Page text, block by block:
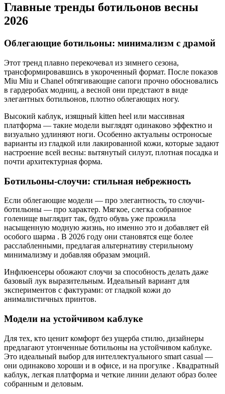
Главные тренды ботильонов весны
2026
Облегающие ботильоны: минимализм с драмой
Этот тренд плавно перекочевал из зимнего сезона,
трансформировавшись в укороченный формат. После показов
Miu Miu и Chanel обтягивающие сапоги прочно обосновались
в гардеробах модниц, а весной они предстают в виде
элегантных ботильонов, плотно облегающих ногу.
Высокий каблук, изящный kitten heel или массивная
платформа — такие модели выглядят одинаково эффектно и
визуально удлиняют ноги. Особенно актуальны остроносые
варианты из гладкой или лакированной кожи, которые задают
настроение всей весны: вытянутый силуэт, плотная посадка и
почти архитектурная форма.
Ботильоны-слоучи: стильная небрежность
Если облегающие модели — про элегантность, то слоучи-
ботильоны — про характер. Мягкое, слегка собранное
голенище выглядит так, будто обувь уже прожила
насыщенную модную жизнь, но именно это и добавляет ей
особого шарма . В 2026 году они становятся еще более
расслабленными, предлагая альтернативу стерильному
минимализму и добавляя образам эмоций.
Инфлюенсеры обожают слоучи за способность делать даже
базовый лук выразительным. Идеальный вариант для
экспериментов с фактурами: от гладкой кожи до
анималистичных принтов.
Модели на устойчивом каблуке
Для тех, кто ценит комфорт без ущерба стилю, дизайнеры
предлагают утонченные ботильоны на устойчивом каблуке.
Это идеальный выбор для интеллектуального smart casual —
они одинаково хороши и в офисе, и на прогулке . Квадратный
каблук, легкая платформа и четкие линии делают образ более
собранным и деловым.